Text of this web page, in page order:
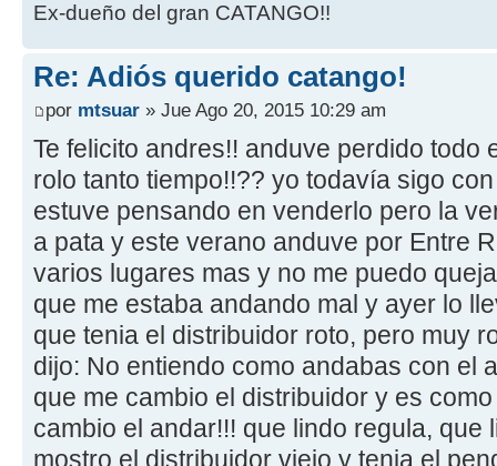
Ex-dueño del gran CATANGO!!
Re: Adiós querido catango!
por mtsuar » Jue Ago 20, 2015 10:29 am
Te felicito andres!! anduve perdido todo
rolo tanto tiempo!!?? yo todavía sigo
estuve pensando en venderlo pero la
a pata y este verano anduve por Entre
varios lugares mas y no me puedo
que me estaba andando mal y ayer lo
que tenia el distribuidor roto, pero muy
dijo: No entiendo como andabas con el
que me cambio el distribuidor y es
cambio el andar!!! que lindo regula, que
mostro el distribuidor viejo y tenia el